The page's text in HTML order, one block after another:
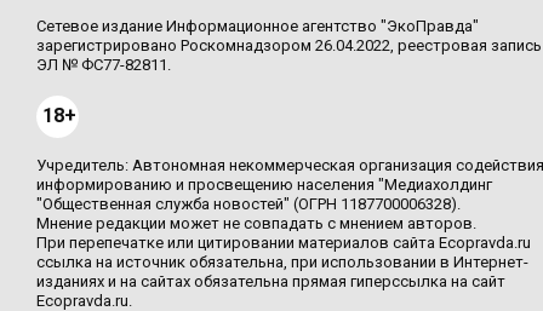
Сетевое издание Информационное агентство "ЭкоПравда"
зарегистрировано Роскомнадзором 26.04.2022, реестровая запись
ЭЛ № ФС77-82811.
18+
Учредитель: Автономная некоммерческая организация содействия
информированию и просвещению населения "Медиахолдинг
"Общественная служба новостей" (ОГРН 1187700006328).
Мнение редакции может не совпадать с мнением авторов.
При перепечатке или цитировании материалов сайта Ecopravda.ru
ссылка на источник обязательна, при использовании в Интернет-
изданиях и на сайтах обязательна прямая гиперссылка на сайт
Ecopravda.ru.